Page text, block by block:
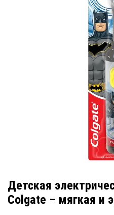
Детская
Colgate – мягкая и